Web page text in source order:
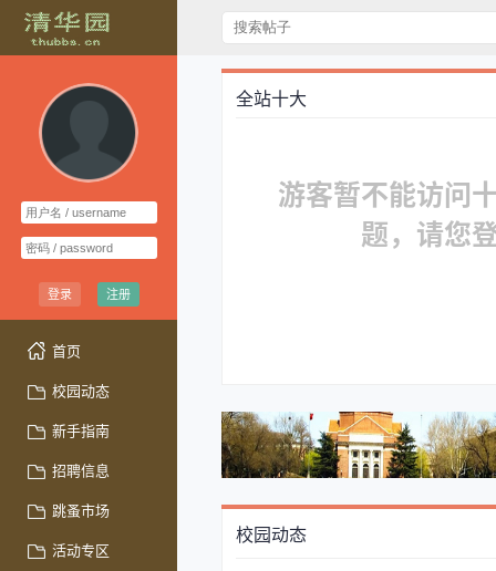
登录 注册
首页
校园动态
新手指南
招聘信息
跳蚤市场
活动专区
全站十大
游客暂不能访问
题，请您
校园动态